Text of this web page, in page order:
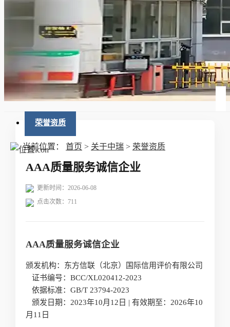
荣誉资质
当前位置： 首页 > 关于中瑞 > 荣誉资质
AAA质量服务诚信企业
更新时间：2026-06-08
点击次数： 711
AAA质量服务诚信企业
颁发机构：东方信联（北京）国际信用评价有限公司
证书编号：BCC/XL020412-2023
依据标准：GB/T 23794-2023
颁发日期：2023年10月12日 | 有效期至：2026年10
月11日